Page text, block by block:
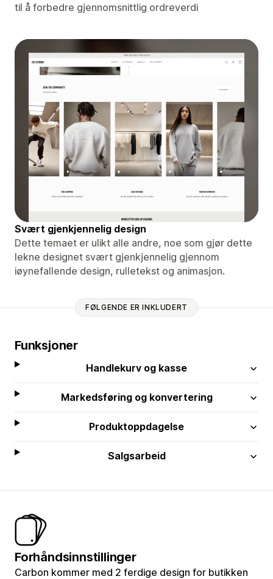
til å forbedre gjennomsnittlig ordreverdi
Svært gjenkjennelig design
Dette temaet er ulikt alle andre, noe som gjør dette
lekne designet svært gjenkjennelig gjennom
iøynefallende design, rulletekst og animasjon.
FØLGENDE ER INKLUDERT
Funksjoner
Handlekurv og kasse
Markedsføring og konvertering
Produktoppdagelse
Salgsarbeid
Forhåndsinnstillinger
Carbon kommer med 2 ferdige design for butikken